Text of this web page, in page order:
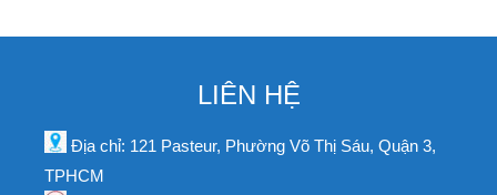
LIÊN HỆ
Địa chỉ: 121 Pasteur, Phường Võ Thị Sáu, Quận 3,
TPHCM